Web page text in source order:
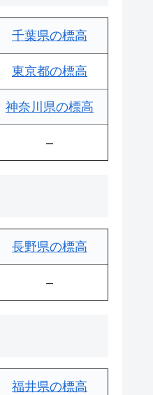
千葉県の標高
東京都の標高
神奈川県の標高
–
長野県の標高
–
福井県の標高